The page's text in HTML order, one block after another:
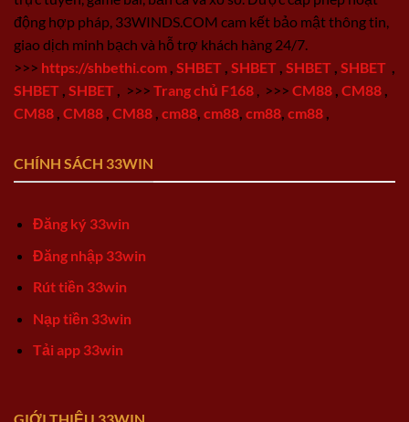
động hợp pháp, 33WINDS.COM cam kết bảo mật thông tin,
giao dịch minh bạch và hỗ trợ khách hàng 24/7.
>>> https://shbethi.com SHBET SHBET SHBET SHBET
SHBET SHBET >>> Trang chủ F168 >>> CM88 CM88
CM88 CM88 CM88 cm88 cm88 cm88 cm88
CHÍNH SÁCH 33WIN
Đăng ký 33win
Đăng nhập 33win
Rút tiền 33win
Nạp tiền 33win
Tải app 33win